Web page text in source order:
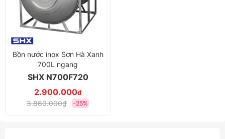
Bồn nước inox Sơn Hà Xanh
700L ngang
SHX N700F720
2.900.000đ
3.860.000₫ -25%